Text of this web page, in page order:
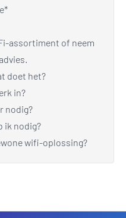
assortiment of neem
doet het?
in?
nodig?
ik nodig?
wifi-oplossing?